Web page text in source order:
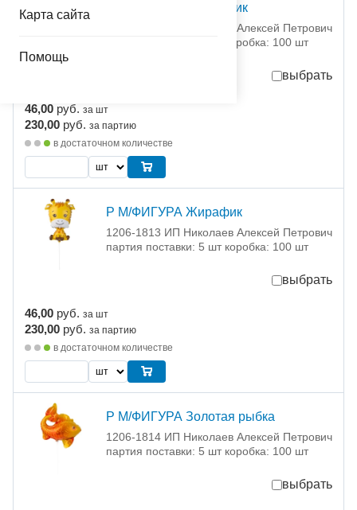
Карта сайта
Помощь
Р М/ФИГУРА Бегемотик
1206-1812 ИП Николаев Алексей Петрович
партия поставки: 5 шт коробка: 100 шт
выбрать
46,00 руб. за шт
230,00 руб. за партию
в достаточном количестве
Р М/ФИГУРА Жирафик
1206-1813 ИП Николаев Алексей Петрович
партия поставки: 5 шт коробка: 100 шт
выбрать
46,00 руб. за шт
230,00 руб. за партию
в достаточном количестве
Р М/ФИГУРА Золотая рыбка
1206-1814 ИП Николаев Алексей Петрович
партия поставки: 5 шт коробка: 100 шт
выбрать